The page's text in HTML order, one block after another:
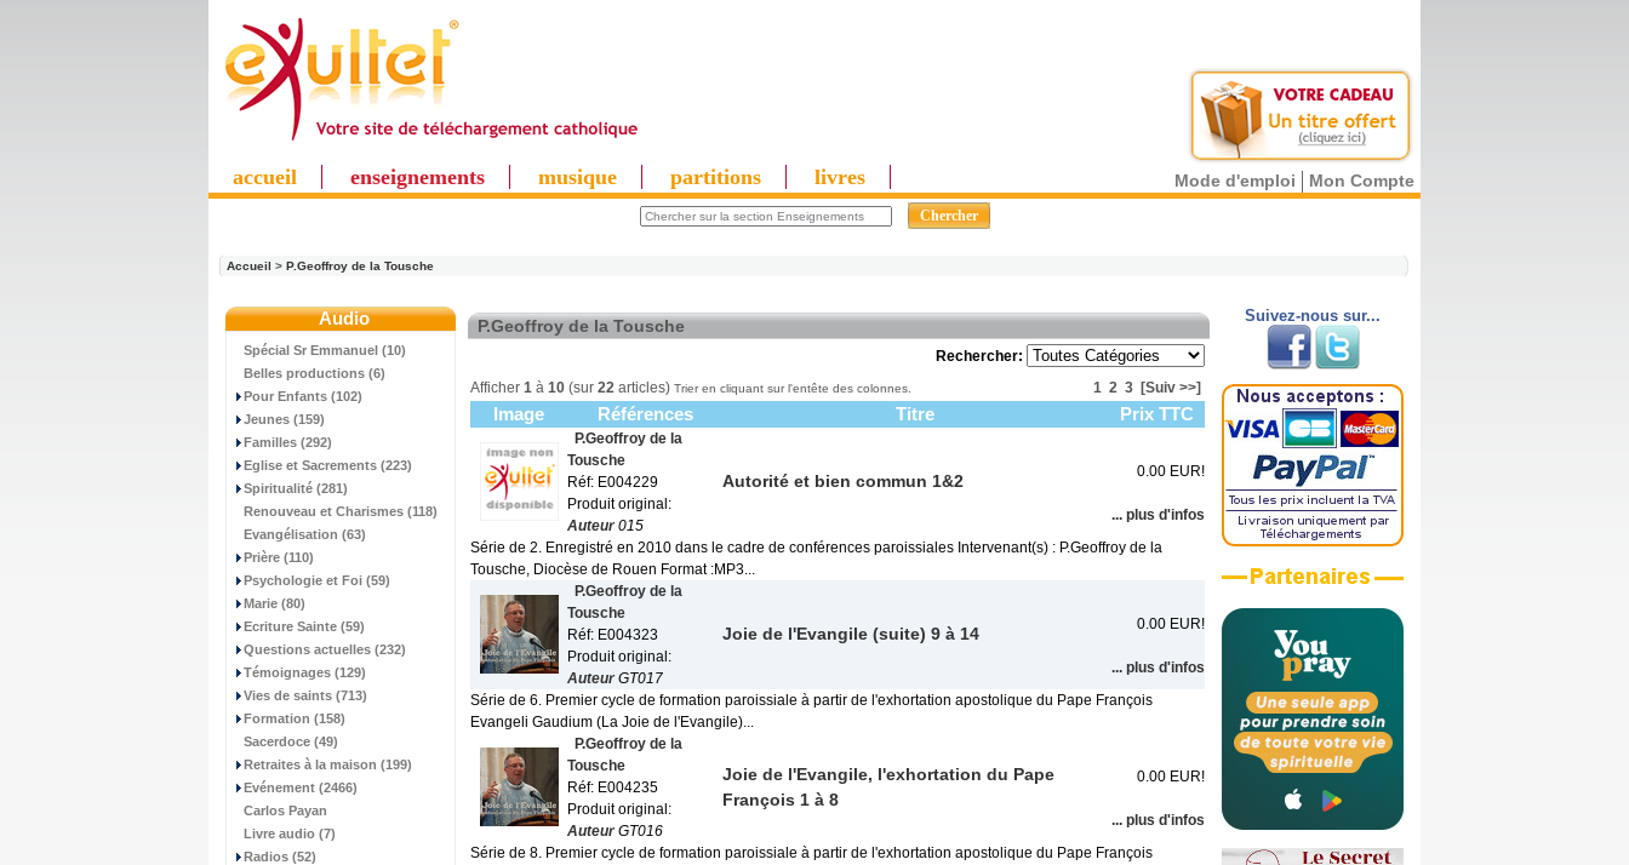
accueil enseignements musique partitions livres Mode d'emploi Mon Compte
Accueil > P.Geoffroy de la Tousche
Audio
Spécial Sr Emmanuel (10)
Belles productions (6)
Pour Enfants (102)
Jeunes (159)
Familles (292)
Eglise et Sacrements (223)
Spiritualité (281)
Renouveau et Charismes (118)
Evangélisation (63)
Prière (110)
Psychologie et Foi (59)
Marie (80)
Ecriture Sainte (59)
Questions actuelles (232)
Témoignages (129)
Vies de saints (713)
Formation (158)
Sacerdoce (49)
Retraites à la maison (199)
Evénement (2466)
Carlos Payan
Livre audio (7)
Radios (52)
P.Geoffroy de la Tousche
Rechercher:
Afficher 1 à 10 (sur 22 articles) Trier en cliquant sur l'entête des colonnes. 1 2 3 [Suiv >>]
Image Références Titre Prix TTC
P.Geoffroy de la
Tousche
Réf: E004229
Produit original:
Auteur015
Autorité et bien commun 1&2 0.00 EUR!
... plus d'infos
Série de 2. Enregistré en 2010 dans le cadre de conférences paroissiales Intervenant(s) : P.Geoffroy de la
Tousche, Diocèse de Rouen Format :MP3...
P.Geoffroy de la
Tousche
Réf: E004323
Produit original:
AuteurGT017
Joie de l'Evangile (suite) 9 à 14 0.00 EUR!
... plus d'infos
Série de 6. Premier cycle de formation paroissiale à partir de l'exhortation apostolique du Pape François
Evangeli Gaudium (La Joie de l'Evangile)...
P.Geoffroy de la
Tousche
Réf: E004235
Produit original:
AuteurGT016
Joie de l'Evangile, l'exhortation du Pape
François 1 à 8
0.00 EUR!
... plus d'infos
Série de 8. Premier cycle de formation paroissiale à partir de l'exhortation apostolique du Pape François
Suivez-nous sur...